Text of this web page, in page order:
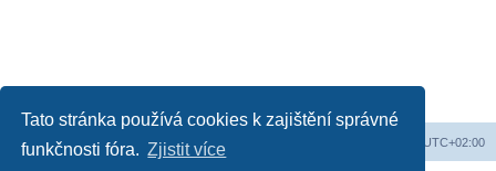
Tato stránka používá cookies k zajištění správné
funkčnosti fóra. Zjistit více
Web Obsah fóra UTC+02:00